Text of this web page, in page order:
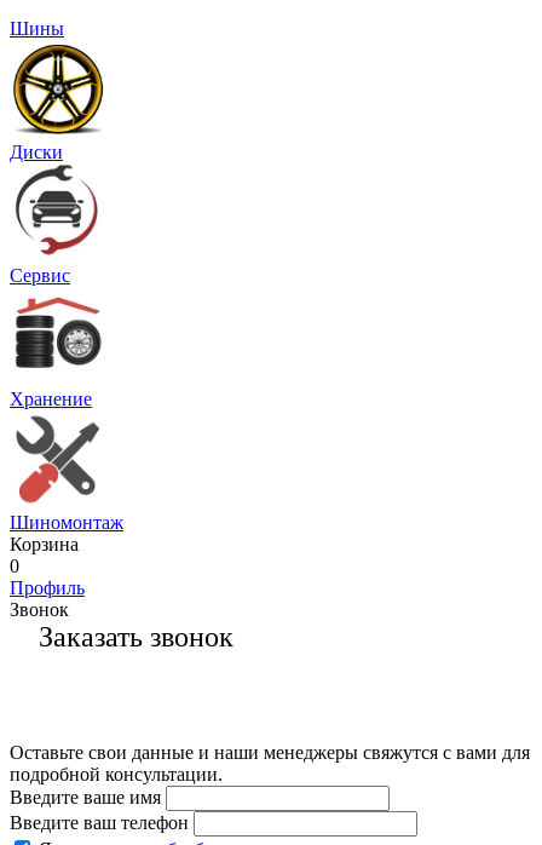
Шины
Диски
Сервис
Хранение
Шиномонтаж
Корзина
0
Профиль
Звонок
Заказать звонок
Оставьте свои данные и наши менеджеры свяжутся с вами для
подробной консультации.
Введите ваше имя
Введите ваш телефон